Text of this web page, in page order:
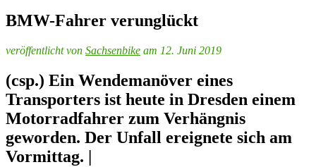
BMW-Fahrer verunglückt
veröffentlicht von Sachsenbike am 12. Juni 2019
(csp.) Ein Wendemanöver eines
Transporters ist heute in Dresden einem
Motorradfahrer zum Verhängnis
geworden. Der Unfall ereignete sich am
Vormittag. |